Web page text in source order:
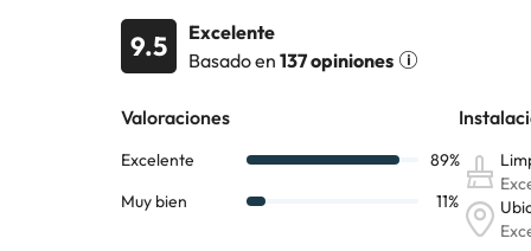
9.5
Excelente
Basado en 137 opiniones